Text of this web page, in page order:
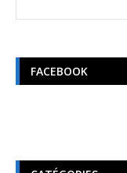
FACEBOOK